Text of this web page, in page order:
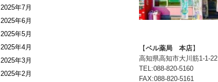
【ベル薬局 本店】
高知県高知市大川筋1-1-22
TEL:088-820-5160
FAX:088-820-5161
2025年7月
2025年6月
2025年5月
2025年4月
2025年3月
2025年2月